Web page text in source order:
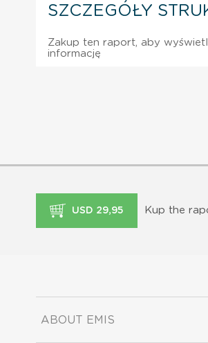
SZCZEGÓŁY
Zakup ten raport, aby
informację
USD 29,95 Kup the
ABOUT EMIS